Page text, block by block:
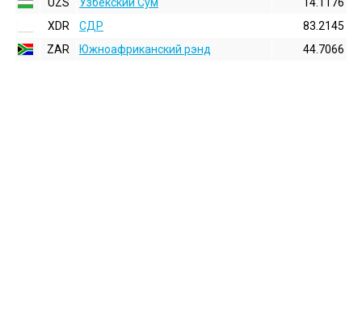
XDR
СДР
83.2145
ZAR
Южноафриканский рэнд 44.7066